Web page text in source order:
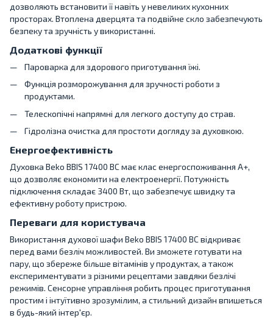
дозволяють встановити її навіть у невеликих кухонних
просторах. Втоплена дверцята та подвійне скло забезпечують
безпеку та зручність у використанні.
Додаткові функції
Пароварка для здорового приготування їжі.
Функція розморожування для зручності роботи з
продуктами.
Телескопічні напрямні для легкого доступу до страв.
Гідролізна очистка для простоти догляду за духовкою.
Енергоефективність
Духовка Beko BBIS 17400 BC має клас енергоспоживання A+,
що дозволяє економити на електроенергії. Потужність
підключення складає 3400 Вт, що забезпечує швидку та
ефективну роботу пристрою.
Переваги для користувача
Використання духової шафи Beko BBIS 17400 BC відкриває
перед вами безліч можливостей. Ви зможете готувати на
пару, що збереже більше вітамінів у продуктах, а також
експериментувати з різними рецептами завдяки безлічі
режимів. Сенсорне управління робить процес приготування
простим і інтуїтивно зрозумілим, а стильний дизайн впишеться
в будь-який інтер'єр.